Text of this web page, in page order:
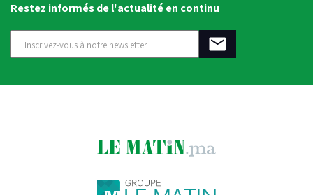
Restez informés de l'actualité en continu